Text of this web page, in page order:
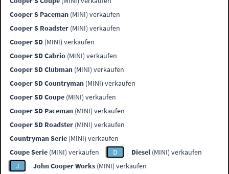
Cooper S Paceman (MINI) verkaufen
Cooper S Roadster (MINI) verkaufen
Cooper SD (MINI) verkaufen
Cooper SD Cabrio (MINI) verkaufen
Cooper SD Clubman (MINI) verkaufen
Cooper SD Countryman (MINI) verkaufen
Cooper SD Coupe (MINI) verkaufen
Cooper SD Paceman (MINI) verkaufen
Cooper SD Roadster (MINI) verkaufen
Countryman Serie (MINI) verkaufen
Coupe Serie (MINI) verkaufen D Diesel (MINI) verkaufen
J
John Cooper Works (MINI) verkaufen